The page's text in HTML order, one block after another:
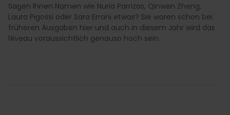
Sagen Ihnen Namen wie Nuria Parrizas, Qinwen Zheng,
Laura Pigossi oder Sara Errani etwas? Sie waren schon bei
früheren Ausgaben hier und auch in diesem Jahr wird das
Niveau voraussichtlich genauso hoch sein.